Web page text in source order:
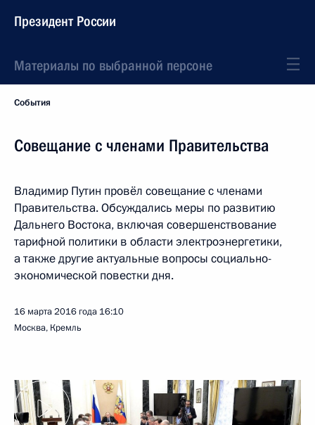
Президент России
Материалы по выбранной персоне
События
Совещание с членами Правительства
Владимир Путин провёл совещание с членами
Правительства. Обсуждались меры по развитию
Дальнего Востока, включая совершенствование
тарифной политики в области электроэнергетики,
а также другие актуальные вопросы социально-
экономической повестки дня.
16 марта 2016 года 16:10
Москва, Кремль